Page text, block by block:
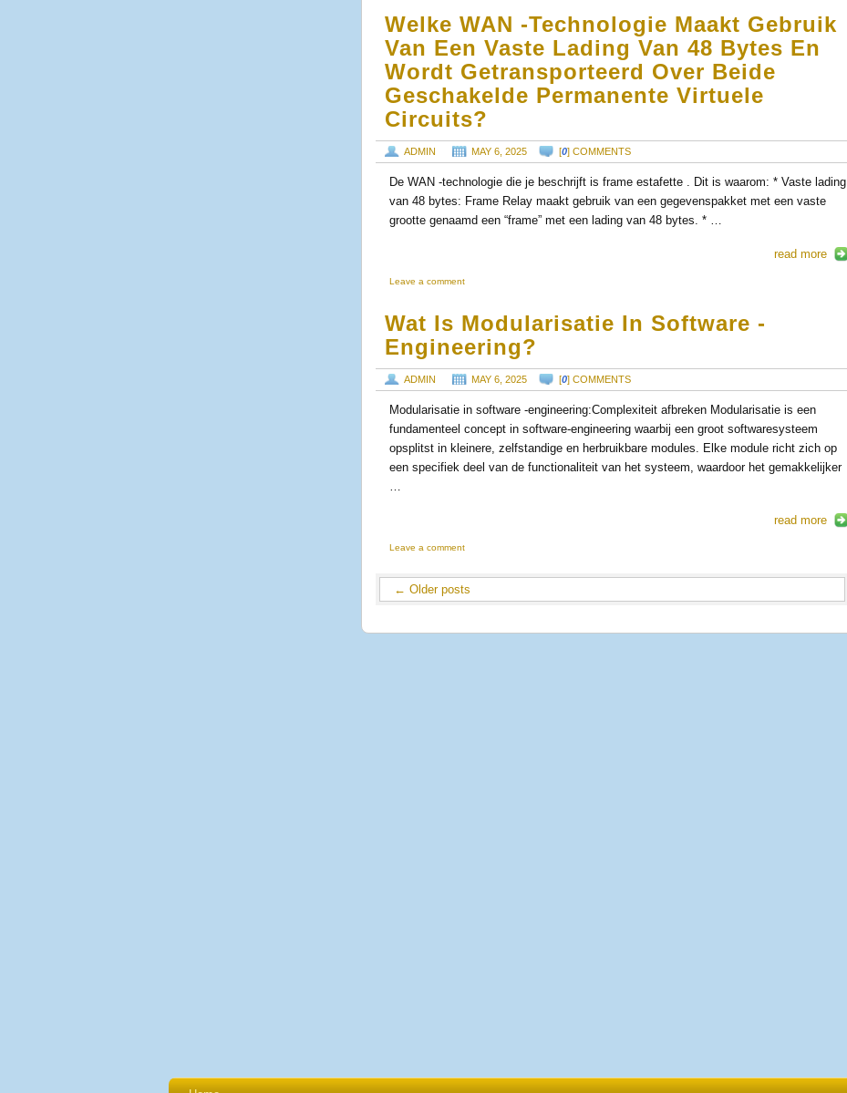
Welke WAN -technologie Maakt Gebruik
Van Een Vaste Lading Van 48 Bytes En
Wordt Getransporteerd Over Beide
Geschakelde Permanente Virtuele
Circuits?
ADMIN MAY 6, 2025 [0] COMMENTS
De WAN -technologie die je beschrijft is frame estafette . Dit is waarom: * Vaste lading
van 48 bytes: Frame Relay maakt gebruik van een gegevenspakket met een vaste
grootte genaamd een “frame” met een lading van 48 bytes. * …
read more
Leave a comment
Wat Is Modularisatie In Software -
Engineering?
ADMIN MAY 6, 2025 [0] COMMENTS
Modularisatie in software -engineering:Complexiteit afbreken Modularisatie is een
fundamenteel concept in software-engineering waarbij een groot softwaresysteem
opsplitst in kleinere, zelfstandige en herbruikbare modules. Elke module richt zich op
een specifiek deel van de functionaliteit van het systeem, waardoor het gemakkelijker
…
read more
Leave a comment
← Older posts